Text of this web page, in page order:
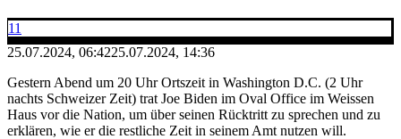
11
25.07.2024, 06:4225.07.2024, 14:36
Gestern Abend um 20 Uhr Ortszeit in Washington D.C. (2 Uhr
nachts Schweizer Zeit) trat Joe Biden im Oval Office im Weissen
Haus vor die Nation, um über seinen Rücktritt zu sprechen und zu
erklären, wie er die restliche Zeit in seinem Amt nutzen will.